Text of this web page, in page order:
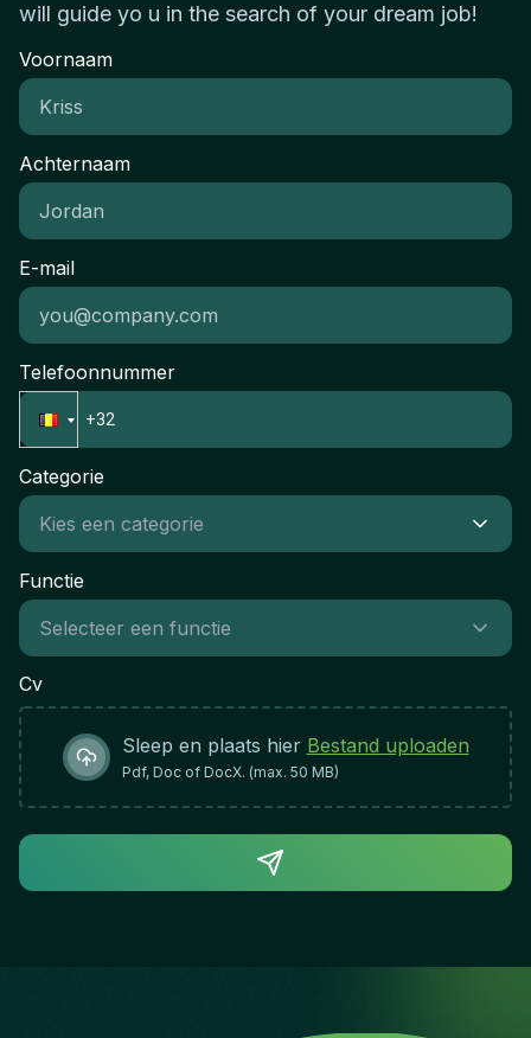
will guide yo u in the search of your dream job!
Voornaam
Achternaam
E-mail
Telefoonnummer
Categorie
Functie
Cv
Sleep en plaats hier Bestand uploaden
Pdf, Doc of DocX. (max. 50 MB)